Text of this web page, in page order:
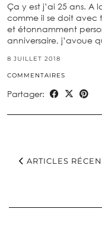
Ça y est j’ai 25 ans. A
comme il se doit avec
et étonnamment
anniversaire, j’avoue
8 JUILLET 2018
COMMENTAIRES
Partager:
ARTICLES